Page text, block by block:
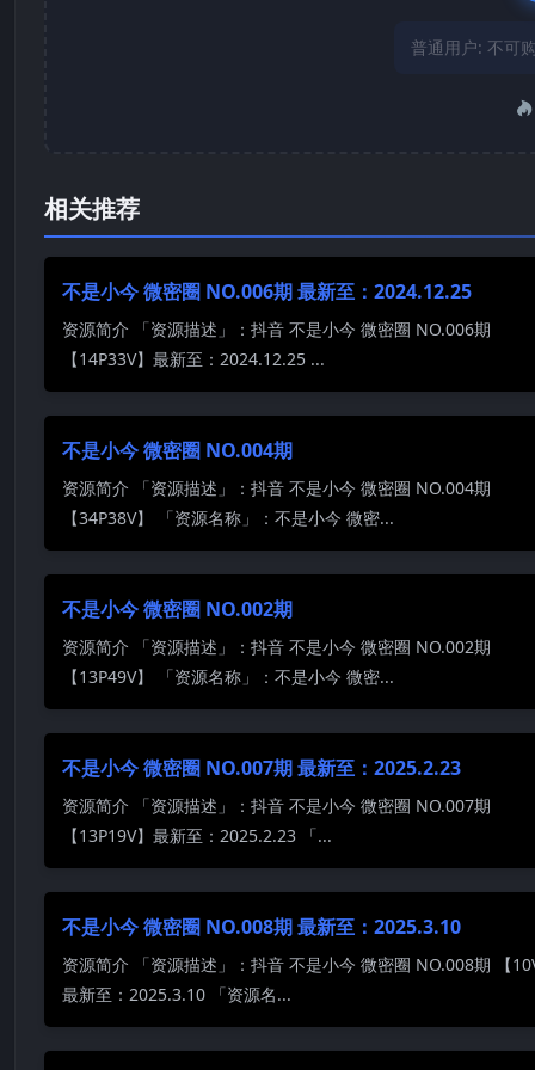
普通用户: 不可
相关推荐
不是小今 微密圈 NO.006期 最新至：2024.12.25
资源简介 「资源描述」：抖音 不是小今 微密圈 NO.006期
【14P33V】最新至：2024.12.25 ...
不是小今 微密圈 NO.004期
资源简介 「资源描述」：抖音 不是小今 微密圈 NO.004期
【34P38V】 「资源名称」：不是小今 微密...
不是小今 微密圈 NO.002期
资源简介 「资源描述」：抖音 不是小今 微密圈 NO.002期
【13P49V】 「资源名称」：不是小今 微密...
不是小今 微密圈 NO.007期 最新至：2025.2.23
资源简介 「资源描述」：抖音 不是小今 微密圈 NO.007期
【13P19V】最新至：2025.2.23 「...
不是小今 微密圈 NO.008期 最新至：2025.3.10
资源简介 「资源描述」：抖音 不是小今 微密圈 NO.008期 【
最新至：2025.3.10 「资源名...